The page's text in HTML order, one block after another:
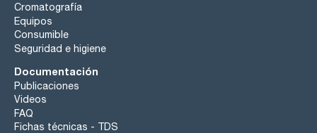
Cromatografía
Equipos
Consumible
Seguridad e higiene
Documentación
Publicaciones
Videos
FAQ
Fichas técnicas - TDS